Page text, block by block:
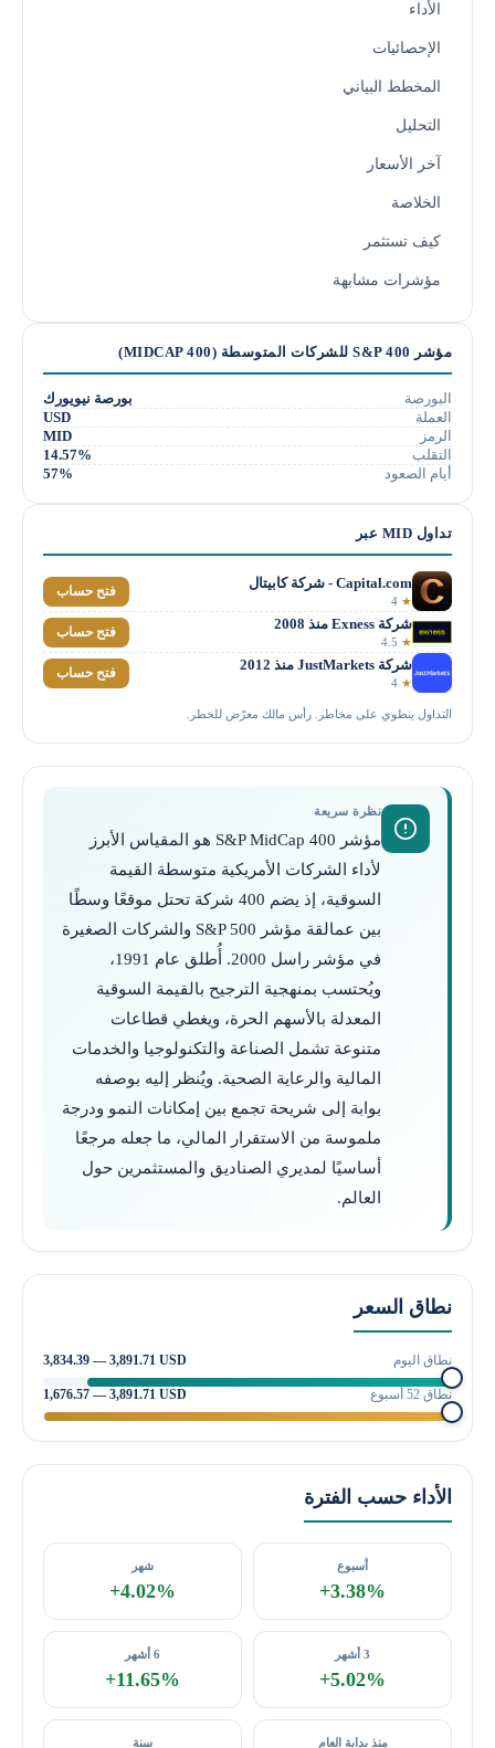
الأداء
الإحصائيات
المخطط البياني
التحليل
آخر الأسعار
الخلاصة
كيف تستثمر
مؤشرات مشابهة
مؤشر S&P 400 للشركات المتوسطة (MIDCAP 400)
البورصة
بورصة نيويورك
العملة
USD
الرمز
MID
التقلب
14.57%
أيام الصعود
57%
تداول MID عبر
Capital.com - شركة كابيتال
★
فتح حساب
شركة Exness منذ 2008
★
فتح حساب
شركة JustMarkets منذ 2012
★
فتح حساب
التداول ينطوي على مخاطر. رأس مالك معرّض للخطر.
نظرة سريعة
مؤشر S&P MidCap 400 هو المقياس الأبرز
لأداء الشركات الأمريكية متوسطة القيمة
السوقية، إذ يضم 400 شركة تحتل موقعًا وسطًا
بين عمالقة مؤشر S&P 500 والشركات الصغيرة
في مؤشر راسل 2000. أُطلق عام 1991،
ويُحتسب بمنهجية الترجيح بالقيمة السوقية
المعدلة بالأسهم الحرة، ويغطي قطاعات
متنوعة تشمل الصناعة والتكنولوجيا والخدمات
المالية والرعاية الصحية. ويُنظر إليه بوصفه
بوابة إلى شريحة تجمع بين إمكانات النمو ودرجة
ملموسة من الاستقرار المالي، ما جعله مرجعًا
أساسيًا لمديري الصناديق والمستثمرين حول
العالم.
نطاق السعر
نطاق اليوم 3,834.39 — 3,891.71 USD
نطاق 52 أسبوع 1,676.57 — 3,891.71 USD
الأداء حسب الفترة
أسبوع
+3.38%
شهر
+4.02%
3 أشهر
+5.02%
6 أشهر
+11.65%
منذ بداية العام سنة